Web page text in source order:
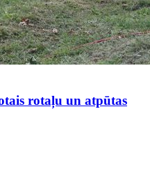
rotaļu un atpūtas